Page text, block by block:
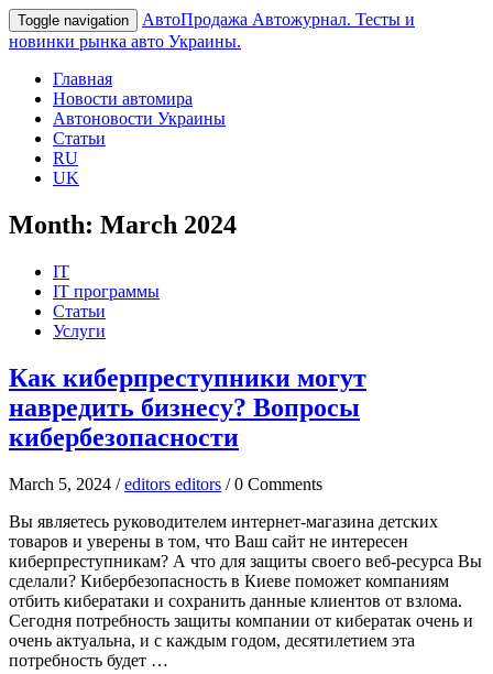
Toggle navigation АвтоПродажа Автожурнал. Тесты и
новинки рынка авто Украины.
Главная
Новости автомира
Автоновости Украины
Статьи
RU
UK
Month: March 2024
IT
IT программы
Статьи
Услуги
Как киберпреступники могут
навредить бизнесу? Вопросы
кибербезопасности
March 5, 2024 /editors editors / 0 Comments
Вы являетесь руководителем интернет-магазина детских
товаров и уверены в том, что Ваш сайт не интересен
киберпреступникам? А что для защиты своего веб-ресурса Вы
сделали? Кибербезопасность в Киеве поможет компаниям
отбить кибератаки и сохранить данные клиентов от взлома.
Сегодня потребность защиты компании от кибератак очень и
очень актуальна, и с каждым годом, десятилетием эта
потребность будет …